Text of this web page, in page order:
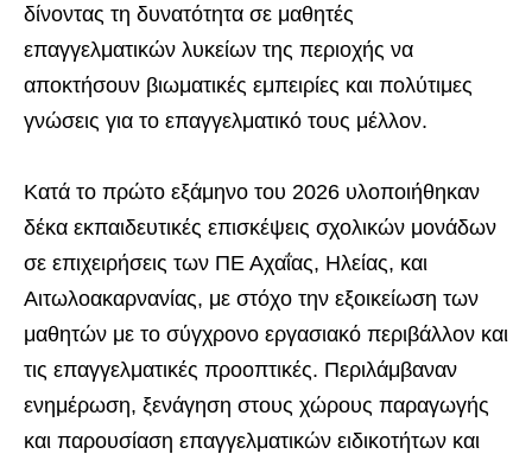
δίνοντας τη δυνατότητα σε μαθητές
επαγγελματικών λυκείων της περιοχής να
αποκτήσουν βιωματικές εμπειρίες και πολύτιμες
γνώσεις για το επαγγελματικό τους μέλλον.
Κατά το πρώτο εξάμηνο του 2026 υλοποιήθηκαν
δέκα εκπαιδευτικές επισκέψεις σχολικών μονάδων
σε επιχειρήσεις των ΠΕ Αχαΐας, Ηλείας, και
Αιτωλοακαρνανίας, με στόχο την εξοικείωση των
μαθητών με το σύγχρονο εργασιακό περιβάλλον και
τις επαγγελματικές προοπτικές. Περιλάμβαναν
ενημέρωση, ξενάγηση στους χώρους παραγωγής
και παρουσίαση επαγγελματικών ειδικοτήτων και